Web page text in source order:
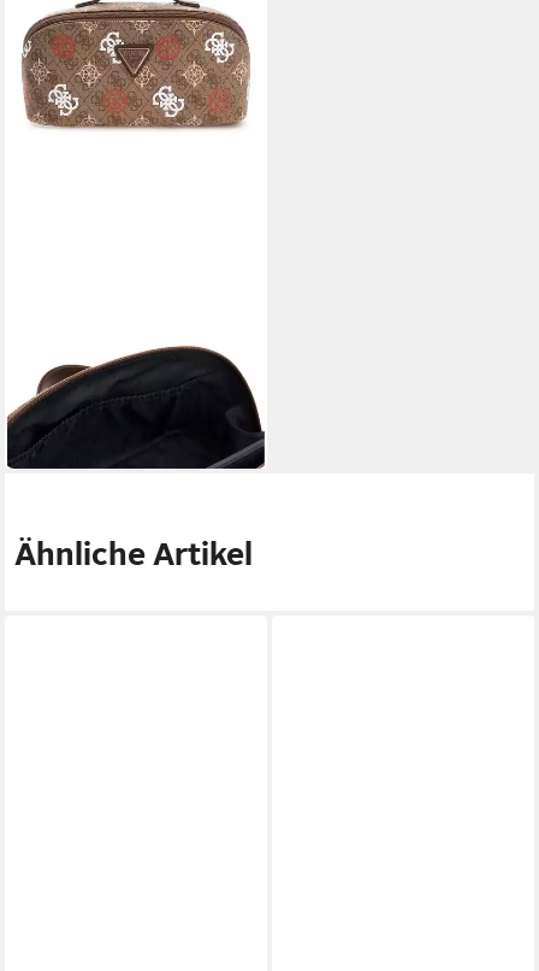
Kosmetiktasche Cosmetic
Travel Bag
80,00 €
in 2-3 Werktagen bei dir
Ähnliche Artikel